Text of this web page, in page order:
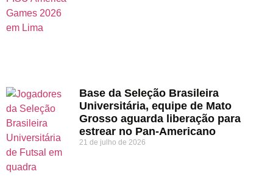
Base da Seleção Brasileira
Universitária, equipe de Mato
Grosso aguarda liberação para
estrear no Pan-Americano
21 de julho de 2026